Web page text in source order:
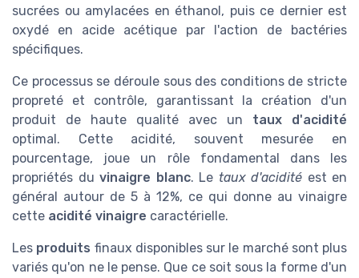
sucrées ou amylacées en éthanol, puis ce dernier est
oxydé en acide acétique par l'action de bactéries
spécifiques.
Ce processus se déroule sous des conditions de stricte
propreté et contrôle, garantissant la création d'un
produit de haute qualité avec un taux d'acidité
optimal. Cette acidité, souvent mesurée en
pourcentage, joue un rôle fondamental dans les
propriétés du vinaigre blanc. Le taux d'acidité est en
général autour de 5 à 12%, ce qui donne au vinaigre
cette acidité vinaigre caractérielle.
Les produits finaux disponibles sur le marché sont plus
variés qu'on ne le pense. Que ce soit sous la forme d'un